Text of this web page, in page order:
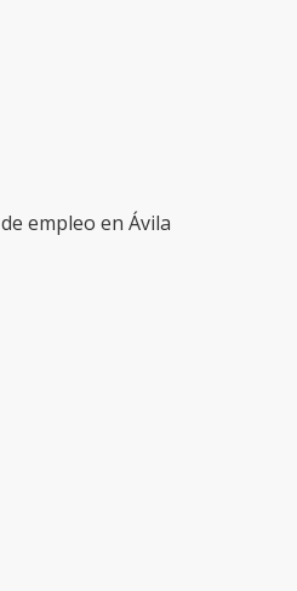
empleo en Ávila